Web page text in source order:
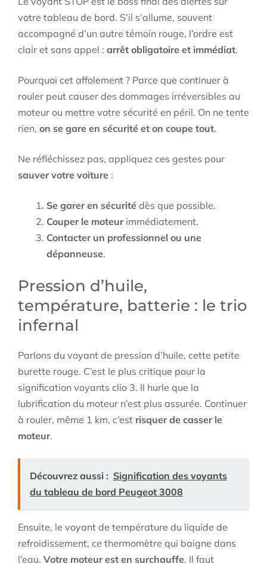
votre tableau de bord. S’il s’allume, souvent
accompagné d’un autre témoin rouge, l’ordre est
clair et sans appel : arrêt obligatoire et immédiat.
Pourquoi cet affolement ? Parce que continuer à
rouler peut causer des dommages irréversibles au
moteur ou mettre votre sécurité en péril. On ne tente
rien, on se gare en sécurité et on coupe tout.
Ne réfléchissez pas, appliquez ces gestes pour
sauver votre voiture :
Se garer en sécurité dès que possible.
Couper le moteurimmédiatement.
Contacter un professionnel ou une
dépanneuse.
Pression d’huile,
température, batterie : le trio
infernal
Parlons du voyant de pression d’huile, cette petite
burette rouge. C’est le plus critique pour la
signification voyants clio 3. Il hurle que la
lubrification du moteur n’est plus assurée. Continuer
à rouler, même 1 km, c’est risquer de casser le
moteur.
Découvrez aussi : Signification des voyants
du tableau de bord Peugeot 3008
Ensuite, le voyant de température du liquide de
refroidissement, ce thermomètre qui baigne dans
l’eau. Votre moteur est en surchauffe. Il faut